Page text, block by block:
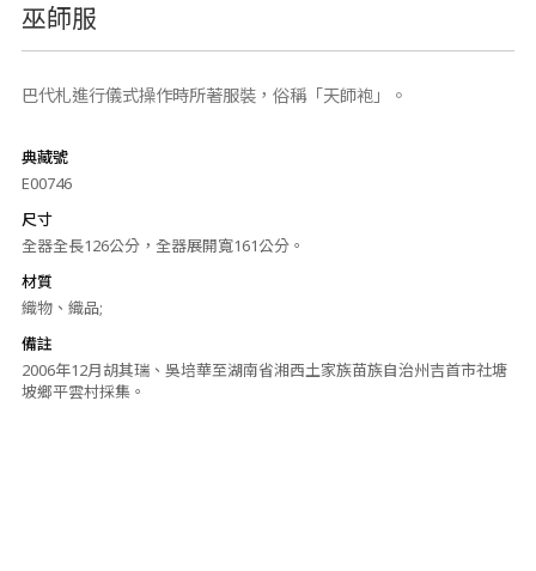
巫師服
巴代札進行儀式操作時所著服裝，俗稱「天師袍」。
典藏號
E00746
尺寸
全器全長126公分，全器展開寬161公分。
材質
織物、織品;
備註
2006年12月胡其瑞、吳培華至湖南省湘西土家族苗族自治州吉首市社塘
坡鄉平雲村採集。